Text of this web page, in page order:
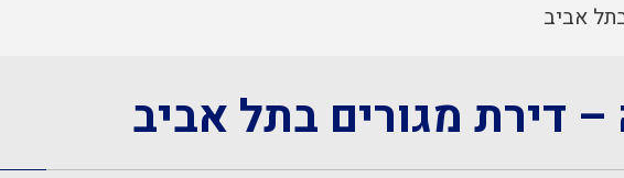
אביב
דירת מגורים בתל אביב